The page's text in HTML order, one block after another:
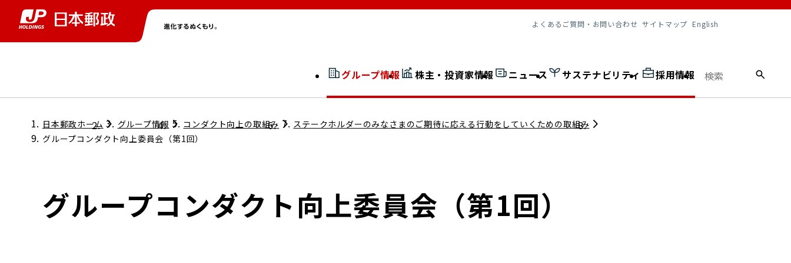
よくあるご質問・お問い合わせ サイトマップ English
グループ情報
グループ情報トップ
コンプライアンス
社長室通信
株主・投資家情報
株主・投資家情報トップ
個人投資家のみなさまへ
ニュース
ニューストップ
サステナビリティ
サステナビリティトップ
担当役員メッセージ
開示情報検索 外部からの評価
採用情報
採用情報トップ
日本郵政ホーム グループ情報 コンダクト向上の取組み
ステークホルダーのみなさまのご期待に応える行動をしていくための取組み
グループコンダクト向上委員会（第1回）
グループコンダクト向上委員会（第1回）